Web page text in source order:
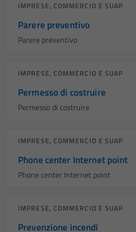
IMPRESE, COMMERCIO E SUAP
Parere preventivo
Parere preventivo
IMPRESE, COMMERCIO E SUAP
Permesso di costruire
Permesso di costruire
IMPRESE, COMMERCIO E SUAP
Phone center Internet point
Phone center Internet point
IMPRESE, COMMERCIO E SUAP
Prevenzione incendi